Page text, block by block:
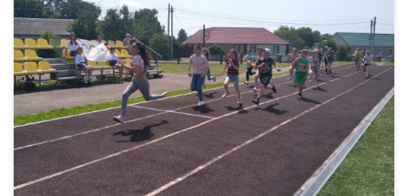
Хорошей традицией стало проводить Малые Олимпийские
игры в Гавриловском районе. Не стал исключением и летний
сезон 2022 года. Юные олимпийцы показали свои навыки в
спортивных […]